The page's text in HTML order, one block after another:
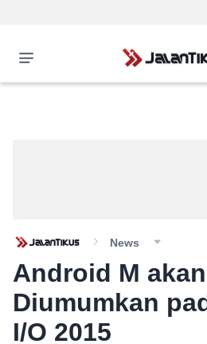
News
Android M akan
Diumumkan
I/O 2015